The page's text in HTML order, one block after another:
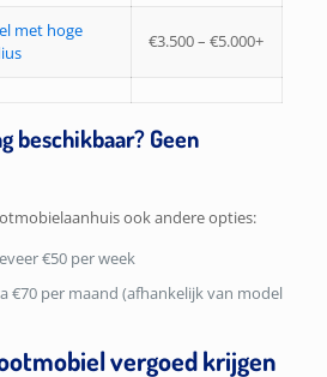
met hoge
€3.500 – €5.000+
beschikbaar? Geen
ook andere opties:
€50 per week
€70 per maand (afhankelijk van model
vergoed krijgen